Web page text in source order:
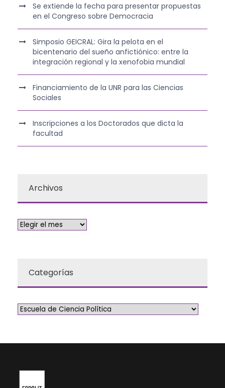
Se extiende la fecha para presentar propuestas
en el Congreso sobre Democracia
Simposio GEICRAL: Gira la pelota en el
bicentenario del sueño anfictiónico: entre la
integración regional y la xenofobia mundial
Financiamiento de la UNR para las Ciencias
Sociales
Inscripciones a los Doctorados que dicta la
facultad
Archivos
Categorías